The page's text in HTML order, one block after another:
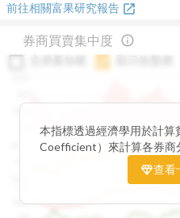
前往相關富果研究報告 open_in_new
券商買賣集中度 info_outline
0.85
本指標透過經濟學用於計
Coefficient）來計算各券商
集中程度。可做為籌碼面分
查看